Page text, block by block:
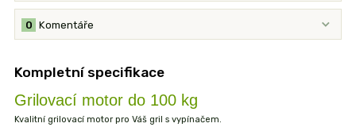
Komentáře
0
Kompletní specifikace
Grilovací motor do 100 kg
Kvalitní grilovací motor pro Váš gril s vypínačem.